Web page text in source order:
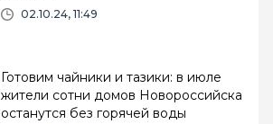
02.10.24, 11:49
Готовим чайники и тазики: в июле
жители сотни домов Новороссийска
останутся без горячей воды